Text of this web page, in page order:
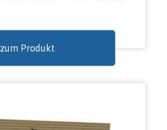
zum Produkt